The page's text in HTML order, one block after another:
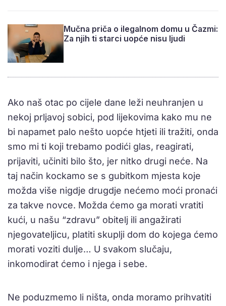
Mučna priča o ilegalnom domu u Čazmi:
Za njih ti starci uopće nisu ljudi
Ako naš otac po cijele dane leži neuhranjen u
nekoj prljavoj sobici, pod lijekovima kako mu ne
bi napamet palo nešto uopće htjeti ili tražiti, onda
smo mi ti koji trebamo podići glas, reagirati,
prijaviti, učiniti bilo što, jer nitko drugi neće. Na
taj način kockamo se s gubitkom mjesta koje
možda više nigdje drugdje nećemo moći pronaći
za takve novce. Možda ćemo ga morati vratiti
kući, u našu “zdravu” obitelj ili angažirati
njegovateljicu, platiti skuplji dom do kojega ćemo
morati voziti dulje… U svakom slučaju,
inkomodirat ćemo i njega i sebe.
Ne poduzmemo li ništa, onda moramo prihvatiti